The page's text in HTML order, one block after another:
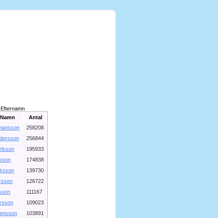
Efternamn
Namn
Antal
258208
256844
195933
174838
139730
126722
111167
109023
103891